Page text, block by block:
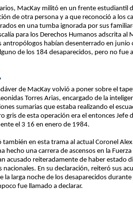
MacKay militó en un frente estudiantil
de otra persona y a que reconoció a los
en una tumba ignorada por sus
para los Derechos Humanos adscrita
antropólogos habían desenterrado en
de los 184 desaparecidos, pero no fue
de MacKay volvió a poner sobre el
Torres Arias, encargado de la
sumarias que estaba realizando el
gris de esta operación era el entonces
el 3 16 en enero de 1984.
también en esta trama al actual Coronel
hecho una carrera de ascensos en la
acusado reiteradamente de haber estado
En su declaración, reiteró sus
la larga noche de los desaparecidos
fue llamado a declarar.